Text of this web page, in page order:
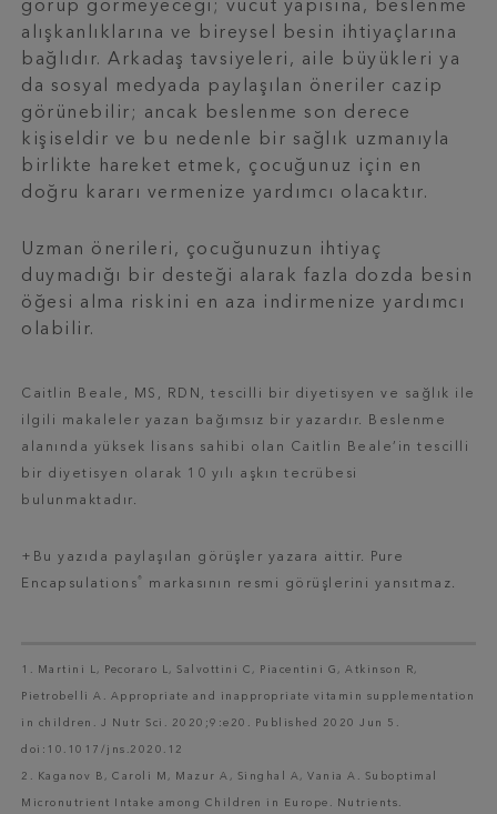
görüp görmeyeceği; vücut yapısına, beslenme
alışkanlıklarına ve bireysel besin ihtiyaçlarına
bağlıdır. Arkadaş tavsiyeleri, aile büyükleri ya
da sosyal medyada paylaşılan öneriler cazip
görünebilir; ancak beslenme son derece
kişiseldir ve bu nedenle bir sağlık uzmanıyla
birlikte hareket etmek, çocuğunuz için en
doğru kararı vermenize yardımcı olacaktır.
Uzman önerileri, çocuğunuzun ihtiyaç
duymadığı bir desteği alarak fazla dozda besin
öğesi alma riskini en aza indirmenize yardımcı
olabilir.
Caitlin Beale, MS, RDN, tescilli bir diyetisyen ve sağlık ile
ilgili makaleler yazan bağımsız bir yazardır. Beslenme
alanında yüksek lisans sahibi olan Caitlin Beale’in tescilli
bir diyetisyen olarak 10 yılı aşkın tecrübesi
bulunmaktadır.
+Bu yazıda paylaşılan görüşler yazara aittir. Pure
Encapsulations® markasının resmi görüşlerini yansıtmaz.
1. Martini L, Pecoraro L, Salvottini C, Piacentini G, Atkinson R,
Pietrobelli A. Appropriate and inappropriate vitamin supplementation
in children. J Nutr Sci. 2020;9:e20. Published 2020 Jun 5.
doi:10.1017/jns.2020.12
2. Kaganov B, Caroli M, Mazur A, Singhal A, Vania A. Suboptimal
Micronutrient Intake among Children in Europe. Nutrients.